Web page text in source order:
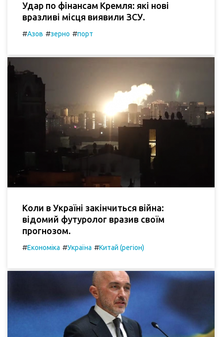
Удар по фінансам Кремля: які нові
вразливі місця виявили ЗСУ.
#Азов #зерно #порт
Коли в Україні закінчиться війна:
відомий футуролог вразив своїм
прогнозом.
#Економіка #Україна #Китай (регіон)